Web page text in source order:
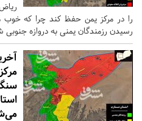
را در مرکز یمن حفظ کند چرا که خوب
رسیدن رزمندگان یمنی به دروازه جنوبی